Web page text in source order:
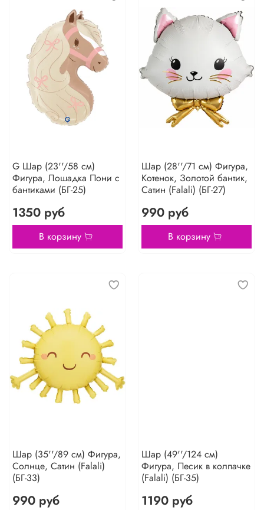
G Шар (23''/58 см)
Фигура, Лошадка Пони с
бантиками (БГ-25)
1350 руб
В корзину
Шар (28''/71 см) Фигура,
Котенок, Золотой бантик,
Сатин (Falali) (БГ-27)
990 руб
В корзину
Шар (35''/89 см) Фигура,
Солнце, Сатин (Falali)
(БГ-33)
990 руб
Шар (49''/124 см)
Фигура, Песик в колпачке
(Falali) (БГ-35)
1190 руб